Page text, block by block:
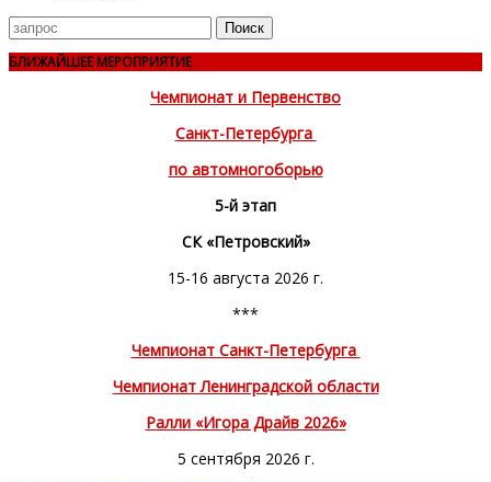
Поиск
для
БЛИЖАЙШЕЕ МЕРОПРИЯТИЕ
Чемпионат и Первенство
Санкт-Петербурга
по автомногоборью
5-й этап
СК «Петровский»
15-16 августа 2026 г.
***
Чемпионат Санкт-Петербурга
Чемпионат Ленинградской области
Ралли «Игора Драйв 2026»
5 сентября 2026 г.